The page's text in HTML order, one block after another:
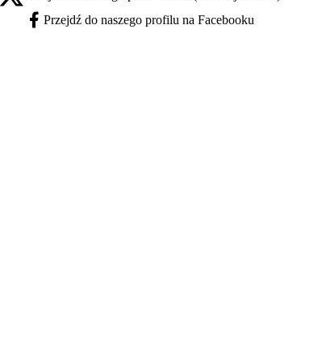
Facebook - otwiera się w nowej karcie
Przejdź do naszego profilu na Facebooku